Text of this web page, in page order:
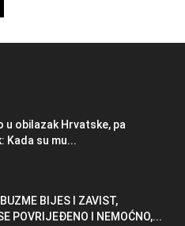
u obilazak Hrvatske, pa
Kada su mu...
BIJES I ZAVIST,
POVRIJEĐENO I NEMOĆNO,...